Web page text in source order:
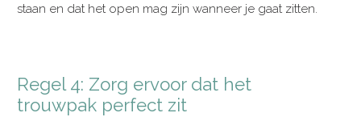
staan en dat het open mag zijn wanneer je gaat zitten.
Regel 4: Zorg ervoor dat het
trouwpak perfect zit